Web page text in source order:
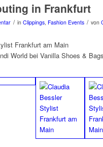
in Frankfurt
/ in Clippings, Fashion Events / von
World bei Vanilla Shoes &